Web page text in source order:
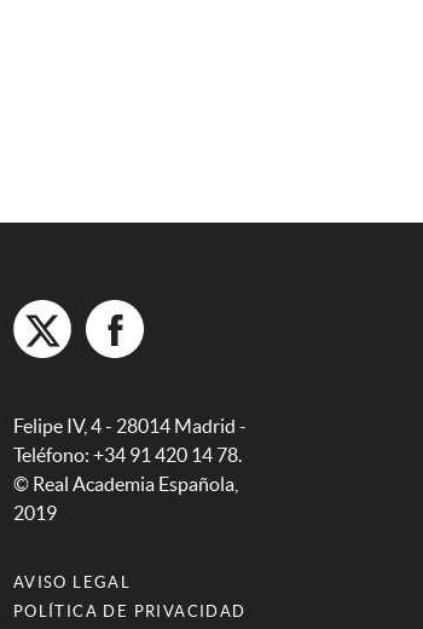
Felipe IV, 4 - 28014 Madrid -
Teléfono: +34 91 420 14 78.
© Real Academia Española,
2019
AVISO LEGAL
POLÍTICA DE PRIVACIDAD